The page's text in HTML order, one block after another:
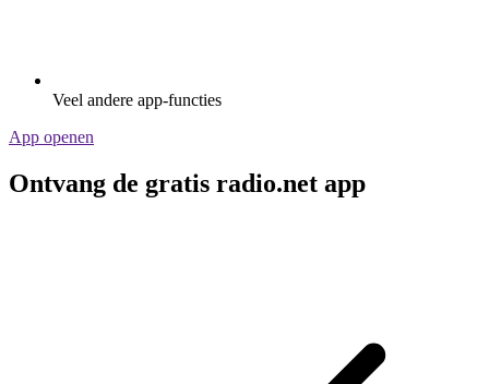
Veel andere app-functies
App openen
Ontvang de gratis radio.net app